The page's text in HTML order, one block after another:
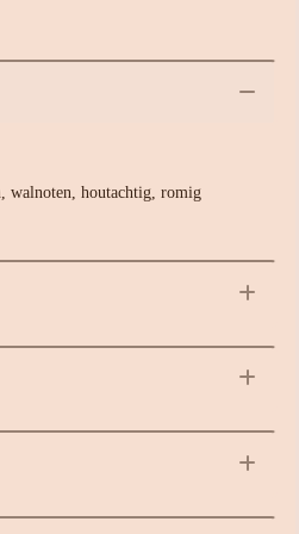
walnoten, houtachtig, romig